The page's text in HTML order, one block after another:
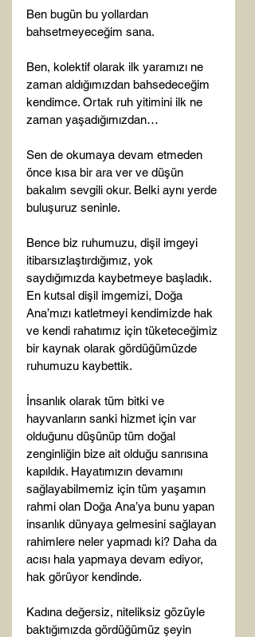
Ben bugün bu yollardan
bahsetmeyeceğim sana.
Ben, kolektif olarak ilk yaramızı ne
zaman aldığımızdan bahsedeceğim
kendimce. Ortak ruh yitimini ilk ne
zaman yaşadığımızdan…
Sen de okumaya devam etmeden
önce kısa bir ara ver ve düşün
bakalım sevgili okur. Belki aynı yerde
buluşuruz seninle.
Bence biz ruhumuzu, dişil imgeyi
itibarsızlaştırdığımız, yok
saydığımızda kaybetmeye başladık.
En kutsal dişil imgemizi, Doğa
Ana’mızı katletmeyi kendimizde hak
ve kendi rahatımız için tüketeceğimiz
bir kaynak olarak gördüğümüzde
ruhumuzu kaybettik.
İnsanlık olarak tüm bitki ve
hayvanların sanki hizmet için var
olduğunu düşünüp tüm doğal
zenginliğin bize ait olduğu sanrısına
kapıldık. Hayatımızın devamını
sağlayabilmemiz için tüm yaşamın
rahmi olan Doğa Ana’ya bunu yapan
insanlık dünyaya gelmesini sağlayan
rahimlere neler yapmadı ki? Daha da
acısı hala yapmaya devam ediyor,
hak görüyor kendinde.
Kadına değersiz, niteliksiz gözüyle
baktığımızda gördüğümüz şeyin